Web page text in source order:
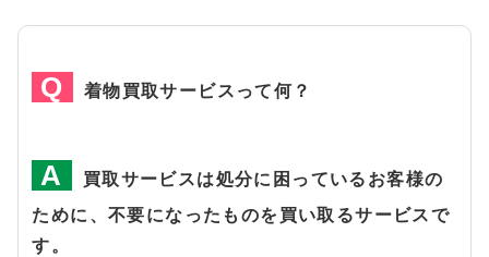
着物買取サービスって何？
買取サービスは処分に困っているお客様の
ために、不要になったものを買い取るサービスで
す。